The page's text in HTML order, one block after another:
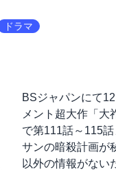
ドラマ
BSジャパンにて
メント超大作「大
で第111話～115
サンの暗殺計画が
以外の情報がな